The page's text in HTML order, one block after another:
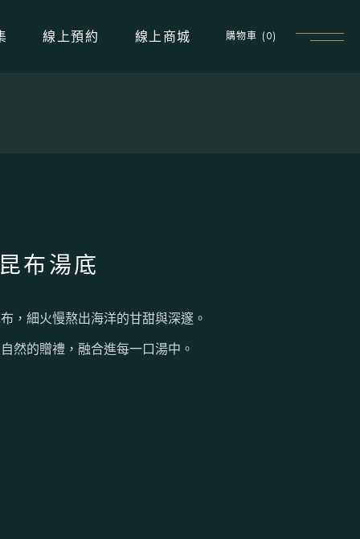
線上預約 線上商城 購物車 (0)
布湯底
，細火慢熬出海洋的甘甜與深邃。
然的贈禮，融合進每一口湯中。